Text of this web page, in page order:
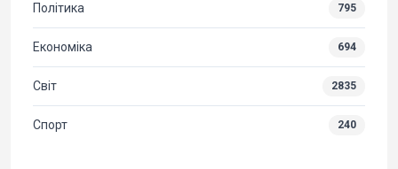
Політика 795
Економіка 694
Світ 2835
Спорт 240